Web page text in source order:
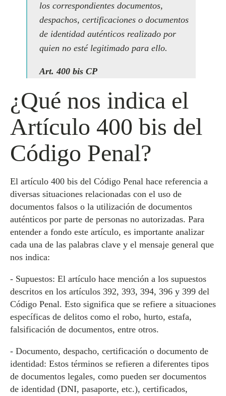
los correspondientes documentos,
despachos, certificaciones o documentos
de identidad auténticos realizado por
quien no esté legitimado para ello.
Art. 400 bis CP
¿Qué nos indica el
Artículo 400 bis del
Código Penal?
El artículo 400 bis del Código Penal hace referencia a
diversas situaciones relacionadas con el uso de
documentos falsos o la utilización de documentos
auténticos por parte de personas no autorizadas. Para
entender a fondo este artículo, es importante analizar
cada una de las palabras clave y el mensaje general que
nos indica:
- Supuestos: El artículo hace mención a los supuestos
descritos en los artículos 392, 393, 394, 396 y 399 del
Código Penal. Esto significa que se refiere a situaciones
específicas de delitos como el robo, hurto, estafa,
falsificación de documentos, entre otros.
- Documento, despacho, certificación o documento de
identidad: Estos términos se refieren a diferentes tipos
de documentos legales, como pueden ser documentos
de identidad (DNI, pasaporte, etc.), certificados,